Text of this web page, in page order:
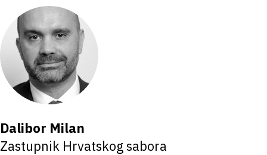
Dalibor Milan
Zastupnik Hrvatskog sabora